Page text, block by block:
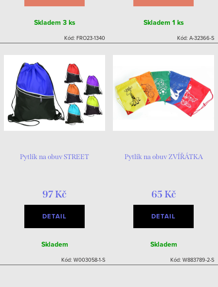
Skladem 3 ks
Kód: FRO23-1340
Skladem 1 ks
Kód: A-32366-S
Pytlík na obuv STREET
97 Kč
DETAIL
Skladem
Kód: W003058-1-S
Pytlík na obuv ZVÍŘÁTKA
65 Kč
DETAIL
Skladem
Kód: W883789-2-S